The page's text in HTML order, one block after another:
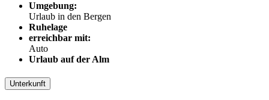
Umgebung:
Urlaub in den Bergen
Ruhelage
erreichbar mit:
Auto
Urlaub auf der Alm
Unterkunft